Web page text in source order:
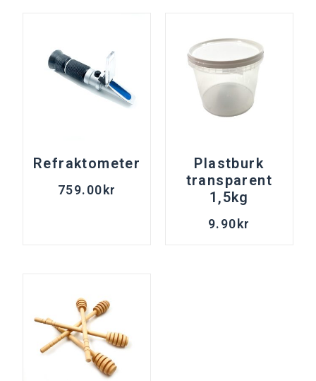
Refraktometer
759.00kr
Plastburk
transparent
1,5kg
9.90kr